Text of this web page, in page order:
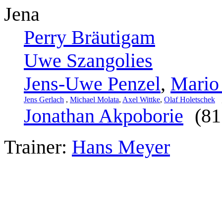
Jena
Perry Bräutigam
Uwe Szangolies
Jens-Uwe Penzel, Mario
Jens Gerlach , Michael Molata, Axel Wittke, Olaf Holetschek
Jonathan Akpoborie
Trainer: Hans Meyer